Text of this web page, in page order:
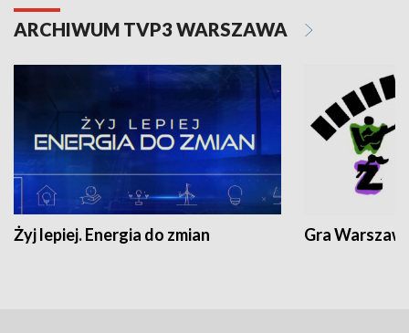
ARCHIWUM TVP3 WARSZAWA
Żyj lepiej. Energia do zmian Gra